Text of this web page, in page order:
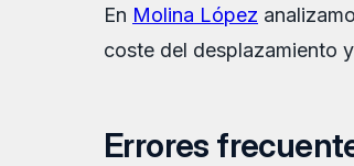
En Molina López
coste del desplazamiento
Errores